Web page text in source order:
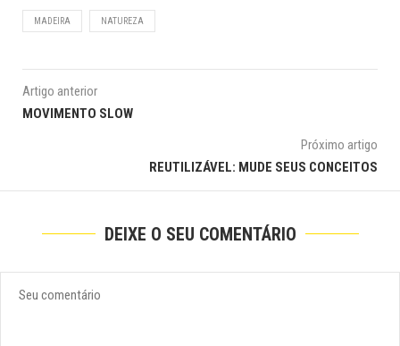
MADEIRA NATUREZA
Artigo anterior
MOVIMENTO SLOW
Próximo artigo
REUTILIZÁVEL: MUDE SEUS CONCEITOS
DEIXE O SEU COMENTÁRIO